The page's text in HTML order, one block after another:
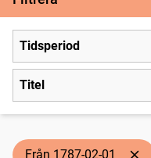
Tidsperiod
Titel
Från 1787-02-01